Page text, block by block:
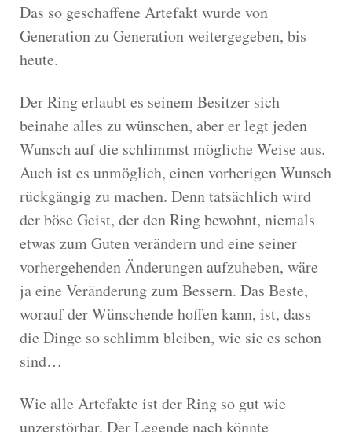
Das so geschaffene Artefakt wurde von
Generation zu Generation weitergegeben, bis
heute.
Der Ring erlaubt es seinem Besitzer sich
beinahe alles zu wünschen, aber er legt jeden
Wunsch auf die schlimmst mögliche Weise aus.
Auch ist es unmöglich, einen vorherigen Wunsch
rückgängig zu machen. Denn tatsächlich wird
der böse Geist, der den Ring bewohnt, niemals
etwas zum Guten verändern und eine seiner
vorhergehenden Änderungen aufzuheben, wäre
ja eine Veränderung zum Bessern. Das Beste,
worauf der Wünschende hoffen kann, ist, dass
die Dinge so schlimm bleiben, wie sie es schon
sind…
Wie alle Artefakte ist der Ring so gut wie
unzerstörbar. Der Legende nach könnte